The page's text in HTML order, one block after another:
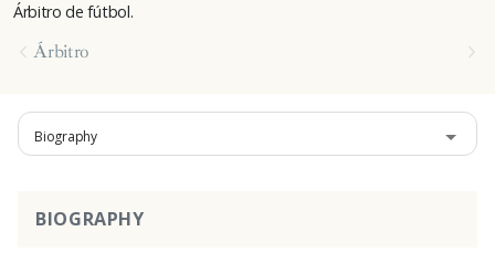
Árbitro de fútbol.
Árbitro
Biography
BIOGRAPHY